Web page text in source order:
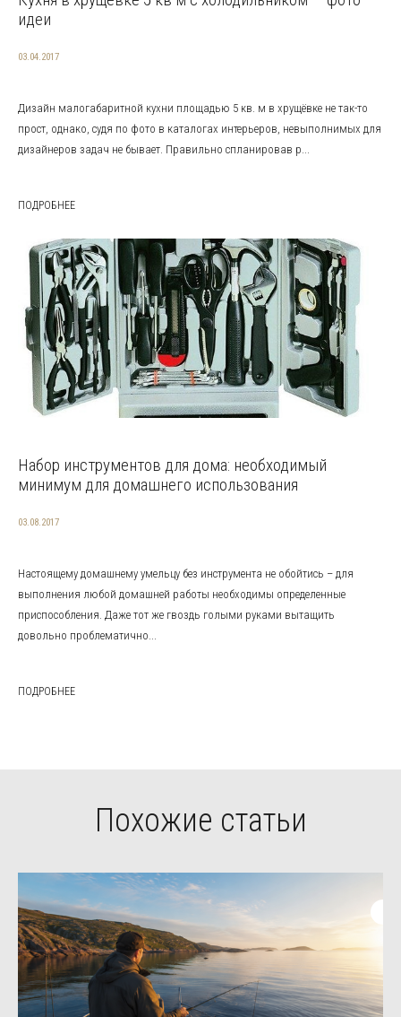
идеи
03.04.2017
Дизайн малогабаритной кухни площадью 5 кв. м в хрущёвке не так-то
прост, однако, судя по фото в каталогах интерьеров, невыполнимых для
дизайнеров задач не бывает. Правильно спланировав р...
ПОДРОБНЕЕ
Набор инструментов для дома: необходимый
минимум для домашнего использования
03.08.2017
Настоящему домашнему умельцу без инструмента не обойтись – для
выполнения любой домашней работы необходимы определенные
приспособления. Даже тот же гвоздь голыми руками вытащить
довольно проблематично...
ПОДРОБНЕЕ
Похожие статьи